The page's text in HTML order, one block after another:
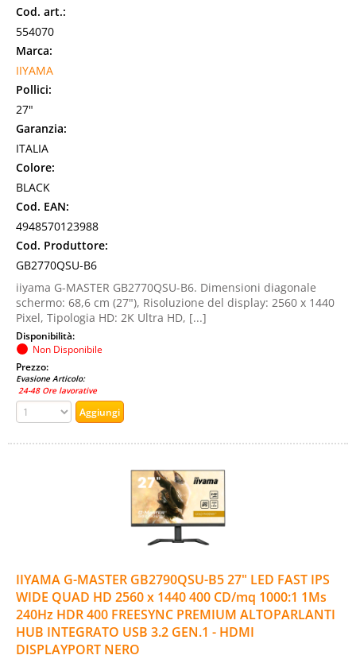
Cod. art.:
554070
Marca:
IIYAMA
Pollici:
27"
Garanzia:
ITALIA
Colore:
BLACK
Cod. EAN:
4948570123988
Cod. Produttore:
GB2770QSU-B6
iiyama G-MASTER GB2770QSU-B6. Dimensioni diagonale
schermo: 68,6 cm (27"), Risoluzione del display: 2560 x 1440
Pixel, Tipologia HD: 2K Ultra HD, [...]
Disponibilità:
Non Disponibile
Prezzo:
Evasione Articolo:
24-48 Ore lavorative
IIYAMA G-MASTER GB2790QSU-B5 27" LED FAST IPS
WIDE QUAD HD 2560 x 1440 400 CD/mq 1000:1 1Ms
240Hz HDR 400 FREESYNC PREMIUM ALTOPARLANTI
HUB INTEGRATO USB 3.2 GEN.1 - HDMI
DISPLAYPORT NERO